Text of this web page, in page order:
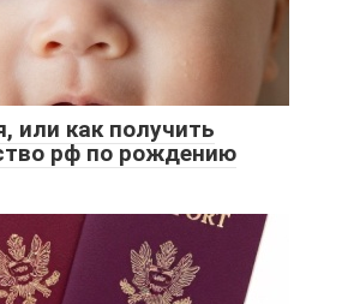
или как получить
рф по рождению